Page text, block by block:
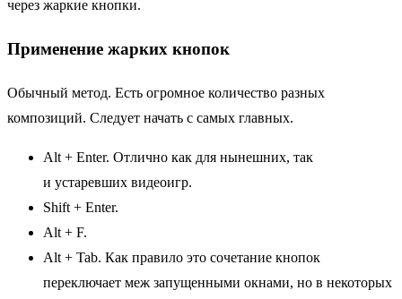
через жаркие кнопки.
Применение жарких кнопок
Обычный метод. Есть огромное количество разных
композиций. Следует начать с самых главных.
Alt + Enter. Отлично как для нынешних, так
и устаревших видеоигр.
Shift + Enter.
Alt + F.
Alt + Tab. Как правило это сочетание кнопок
переключает меж запущенными окнами, но в некоторых